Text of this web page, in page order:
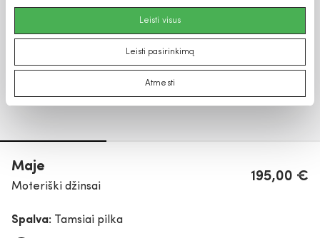
Leisti visus
Leisti pasirinkimą
Atmesti
Maje
Moteriški džinsai
195,00 €
Spalva: Tamsiai pilka